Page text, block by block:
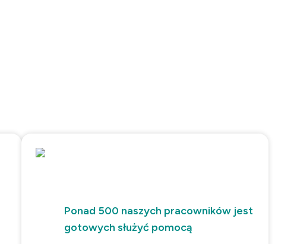
Ponad 500 naszych pracowników jest
gotowych służyć pomocą